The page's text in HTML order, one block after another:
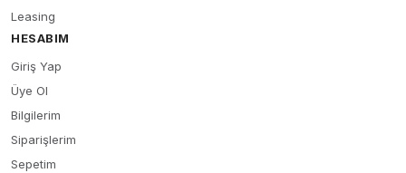
Leasing
HESABIM
Giriş Yap
Üye Ol
Bilgilerim
Siparişlerim
Sepetim